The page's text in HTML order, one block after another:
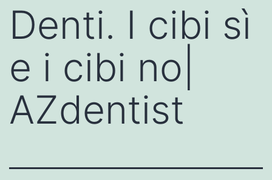
Denti. I cibi sì
e i cibi no|
AZdentist